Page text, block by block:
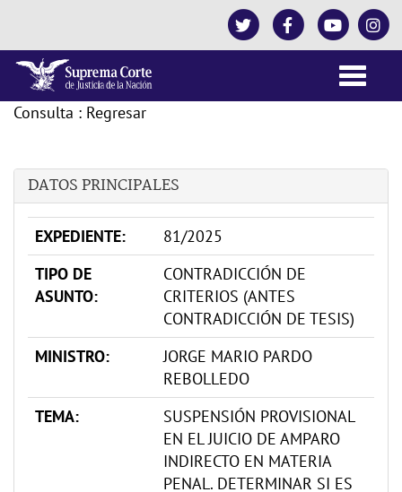
Toggle
Consulta : Regresar
DATOS PRINCIPALES
EXPEDIENTE:
81/2025
TIPO DE
ASUNTO:
CONTRADICCIÓN DE
CRITERIOS (ANTES
CONTRADICCIÓN DE TESIS)
MINISTRO:
JORGE MARIO PARDO
REBOLLEDO
TEMA:
SUSPENSIÓN PROVISIONAL
EN EL JUICIO DE AMPARO
INDIRECTO EN MATERIA
PENAL. DETERMINAR SI ES